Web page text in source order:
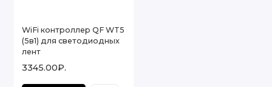
WiFi контроллер QF WT5
(5в1) для светодиодных
лент
3345.00₽.